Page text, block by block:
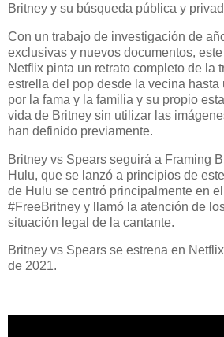
Britney y su búsqueda pública y
Con un trabajo de investigación de
exclusivas y nuevos documentos,
Netflix pinta un retrato completo de la
estrella del pop desde la vecina hasta
por la fama y la familia y su propio
vida de Britney sin utilizar las
han definido previamente.
Britney vs Spears seguirá a Framing
Hulu, que se lanzó a principios de
de Hulu se centró principalmente en
#FreeBritney y llamó la atención de
situación legal de la cantante.
Britney vs Spears se estrena en
de 2021.